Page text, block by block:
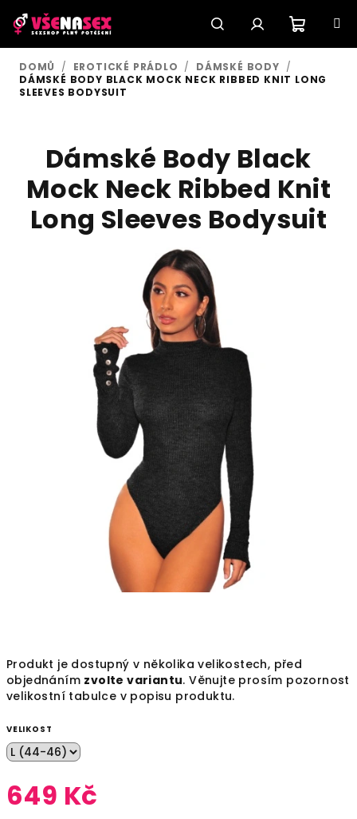
na
obsah
HledatPřihlášení
DOMŮ / EROTICKÉ PRÁDLO / DÁMSKÉ BODY /
DÁMSKÉ BODY BLACK MOCK NECK RIBBED KNIT LONG
SLEEVES BODYSUIT
Produkt je dostupný v několika velikostech, před
objednáním zvolte variantu. Věnujte prosím pozornost
velikostní tabulce v popisu produktu.
VELIKOST
649 Kč
Dámské Body Black
Mock Neck Ribbed Knit
Long Sleeves Bodysuit